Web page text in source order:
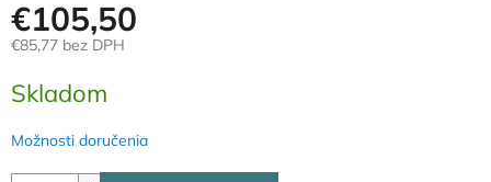
€105,50
€85,77 bez DPH
cena:
Skladom
Možnosti doručenia